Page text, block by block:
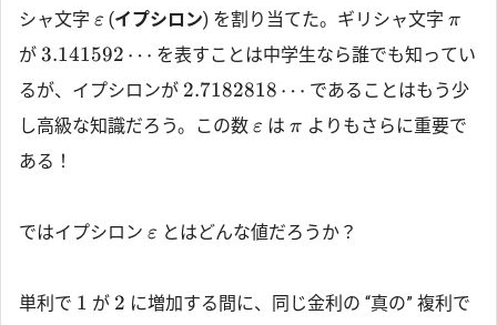
シャ文字 ε (イプシロン) を割り当てた。ギリシャ文字 π
が 3.141592 ⋯ を表すことは中学生なら誰でも知ってい
るが、イプシロンが 2.7182818 ⋯ であることはもう少
し高級な知識だろう。この数 ε は π よりもさらに重要で
ある！
ではイプシロン ε とはどんな値だろうか？
単利で 1 が 2 に増加する間に、同じ金利の “真の” 複利で